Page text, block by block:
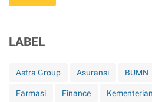
LABEL
Astra Group Asuransi BUMN
Farmasi Finance Kementerian